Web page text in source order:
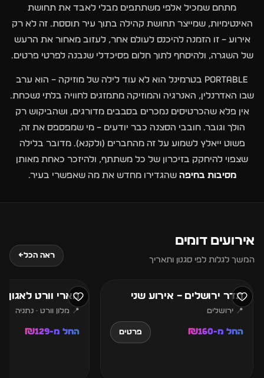
מתחם שמכיל אלפי משתתפים מבלי לאבד את תחושת
האינטימיות, שמייצר תחושת קהילה בתוך עיר תוססת. זה לא רק
אירוע – זו הזמנה להיכנס לעולם אחר, לעזוב מאחור את הרעש
של השגרה, ולהיסחף לתוך חלום פסיכדלי שנבנה לפרטי פרטים.
PORTABLE בטרמינל הוא לא עוד לילה של מוזיקה – הוא ערב
שבו האדרנלין, האנרגיה והמוזיקה מתמזגים לחוויה בלתי נשכחת.
אין פלא שהכרטיסים נמכרים בסבבים מדורגים, ושהביקוש רק
הולך וגובר. חובבי הסצנה כבר יודעים – מי שמפספס את זה,
פשוט ייאלץ לשמוע על זה מהחברים (ולקנא). מדובר בלילה
שצפוי להיחקק בזיכרון של כל משתתף, ולהיזכר כאחת מאותן
מסיבות בחיפה שהגדירו מחדש את מה שאפשרי בעיר.
אירועים דומים
המשך לגלות לפי סגנון ותאריך
ראה הכל←
אוגוסט
תדר ירושלים – אירוע שני
📍 ירושלים
החל מ-₪160 פרטים
מארי וורט לאגון
📍 מלון וורט · נתניה
החל מ-₪129